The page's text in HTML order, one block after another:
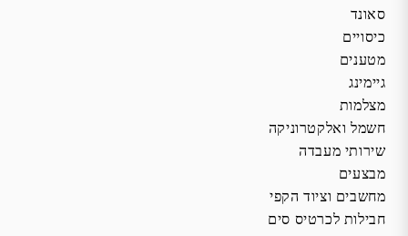
סאונד
כיסויים
מטענים
גיימינג
מצלמות
חשמל ואלקטרוניקה
שירותי מעבדה
מבצעים
מחשבים וציוד הקפי
חבילות לכרטיס סים